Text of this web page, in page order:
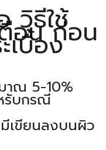
วิธีใช้
อน ก่อน
เบื้อง
าณ 5-10%
รับกรณี
มีเขียนลงบนผิว